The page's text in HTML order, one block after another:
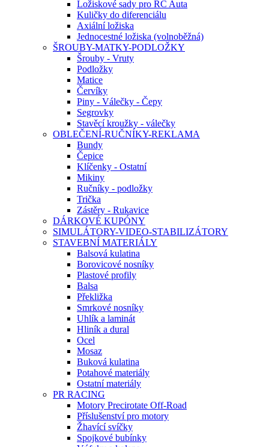
Ložiskové sady pro RC Auta
Kuličky do diferenciálu
Axiální ložiska
Jednocestné ložiska (volnoběžná)
ŠROUBY-MATKY-PODLOŽKY
Šrouby - Vruty
Podložky
Matice
Červíky
Piny - Válečky - Čepy
Segrovky
Stavěcí kroužky - válečky
OBLEČENÍ-RUČNÍKY-REKLAMA
Bundy
Čepice
Klíčenky - Ostatní
Mikiny
Ručníky - podložky
Trička
Zástěry - Rukavice
DÁRKOVÉ KUPÓNY
SIMULÁTORY-VIDEO-STABILIZÁTORY
STAVEBNÍ MATERIÁLY
Balsová kulatina
Borovicové nosníky
Plastové profily
Balsa
Překližka
Smrkové nosníky
Uhlík a laminát
Hliník a dural
Ocel
Mosaz
Buková kulatina
Potahové materiály
Ostatní materiály
PR RACING
Motory Precirotate Off-Road
Příslušenství pro motory
Žhavící svíčky
Spojkové bubínky